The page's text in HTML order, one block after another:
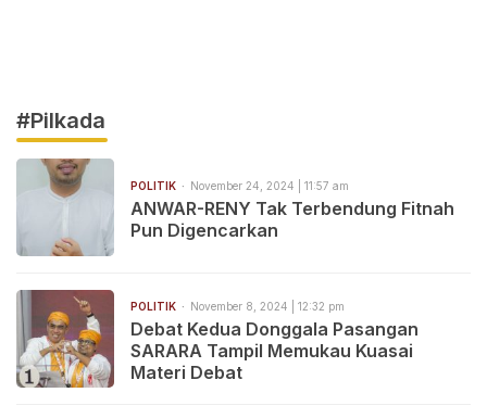
#Pilkada
POLITIK November 24, 2024 | 11:57 am
ANWAR-RENY Tak Terbendung Fitnah
Pun Digencarkan
POLITIK November 8, 2024 | 12:32 pm
Debat Kedua Donggala Pasangan
SARARA Tampil Memukau Kuasai
Materi Debat